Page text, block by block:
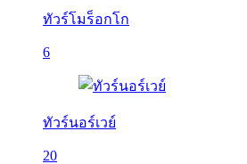
ทัวร์โมร็อกโก
6
ทัวร์นอร์เวย์
20